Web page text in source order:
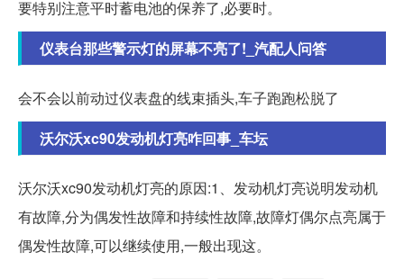
要特别注意平时蓄电池的保养了,必要时。
仪表台那些警示灯的屏幕不亮了!_汽配人问答
会不会以前动过仪表盘的线束插头,车子跑跑松脱了
沃尔沃xc90发动机灯亮咋回事_车坛
沃尔沃xc90发动机灯亮的原因:1、发动机灯亮说明发动机
有故障,分为偶发性故障和持续性故障,故障灯偶尔点亮属于
偶发性故障,可以继续使用,一般出现这。